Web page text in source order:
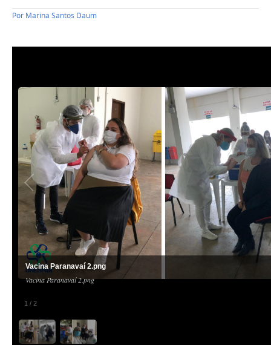
Por Marina Santos Daum
1 / 2
Vacina Paranavaí 2.png
Vacina Paranavaí 2.png